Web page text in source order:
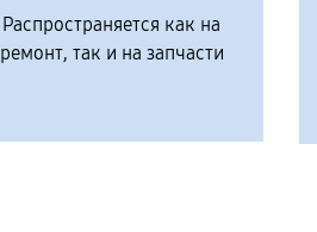
Распространяется как на
ремонт, так и на запчасти